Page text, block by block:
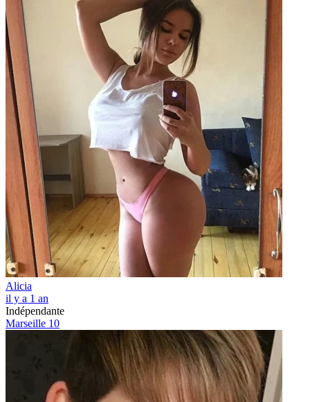
Alicia
il y a 1 an
Indépendante
Marseille 10